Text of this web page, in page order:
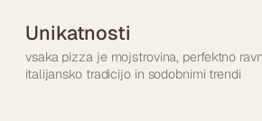
Unikatnosti
vsaka pizza je mojstrovina, perfektno
italijansko tradicijo in sodobnimi trendi